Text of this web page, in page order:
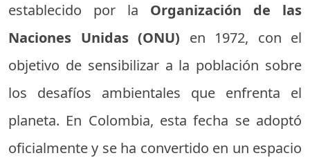
establecido por la Organización de las
Naciones Unidas (ONU) en 1972, con el
objetivo de sensibilizar a la población sobre
los desafíos ambientales que enfrenta el
planeta. En Colombia, esta fecha se adoptó
oficialmente y se ha convertido en un espacio